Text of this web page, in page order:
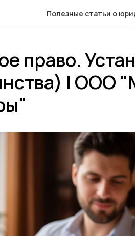
Полезные статьи о
право.
| ООО